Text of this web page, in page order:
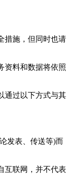
措施，但同时也请
资料和数据将依照
通过以下方式与其
发表、传送等)而
互联网，并不代表